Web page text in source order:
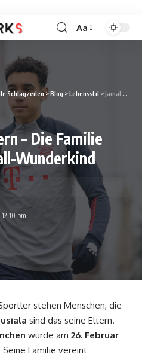
Font
Aa
Schlagzeilen>Blog >Lebensstil > Jamal Musiala Eltern – Die Familie hinter dem Fußball-Wunderkind
– Die Familie
Wunderkind
pm
stehen Menschen, die
sind das seine Eltern.
wurde am 26. Februar
Familie vereint